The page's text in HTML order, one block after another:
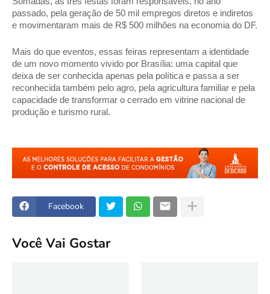
passado, pela geração de 50 mil empregos diretos e indiretos
e movimentaram mais de R$ 500 milhões na economia do DF.
Mais do que eventos, essas feiras representam a identidade
de um novo momento vivido por Brasília: uma capital que
deixa de ser conhecida apenas pela política e passa a ser
reconhecida também pelo agro, pela agricultura familiar e pela
capacidade de transformar o cerrado em vitrine nacional de
produção e turismo rural.
Facebook
Você Vai Gostar